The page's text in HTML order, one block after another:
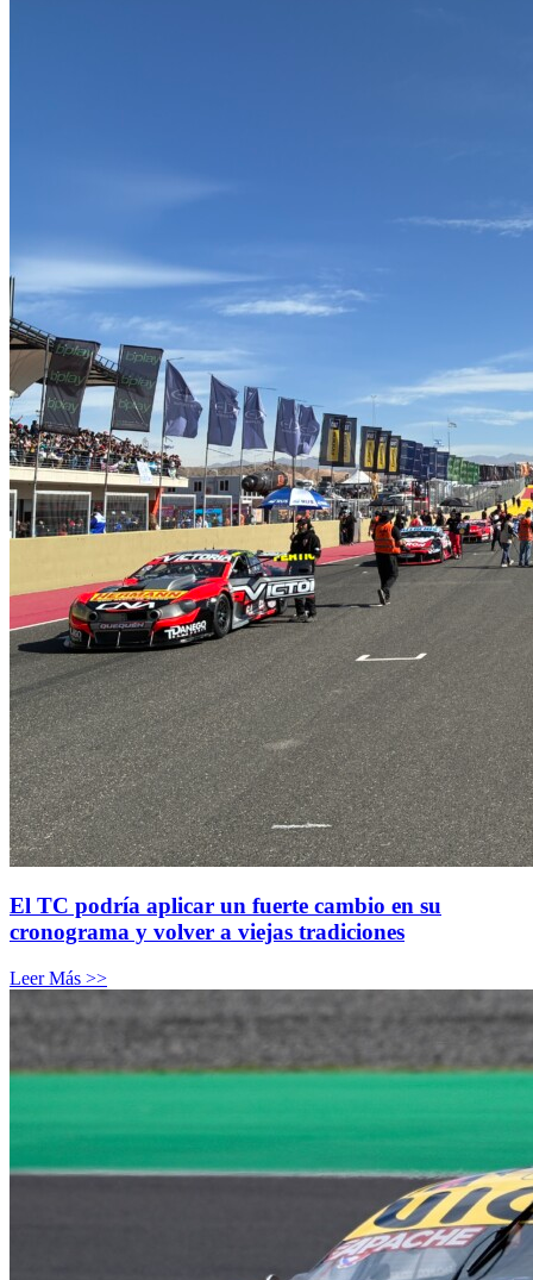
El TC podría aplicar un fuerte cambio en su
cronograma y volver a viejas tradiciones
Leer Más >>